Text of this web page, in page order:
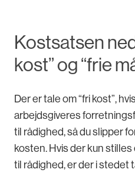
Kostsatsen
kost” og “frie
Der er tale om “fri kost”,
arbejdsgiveres
til rådighed, så du slipper
kosten. Hvis der kun
til rådighed, er der i stedet